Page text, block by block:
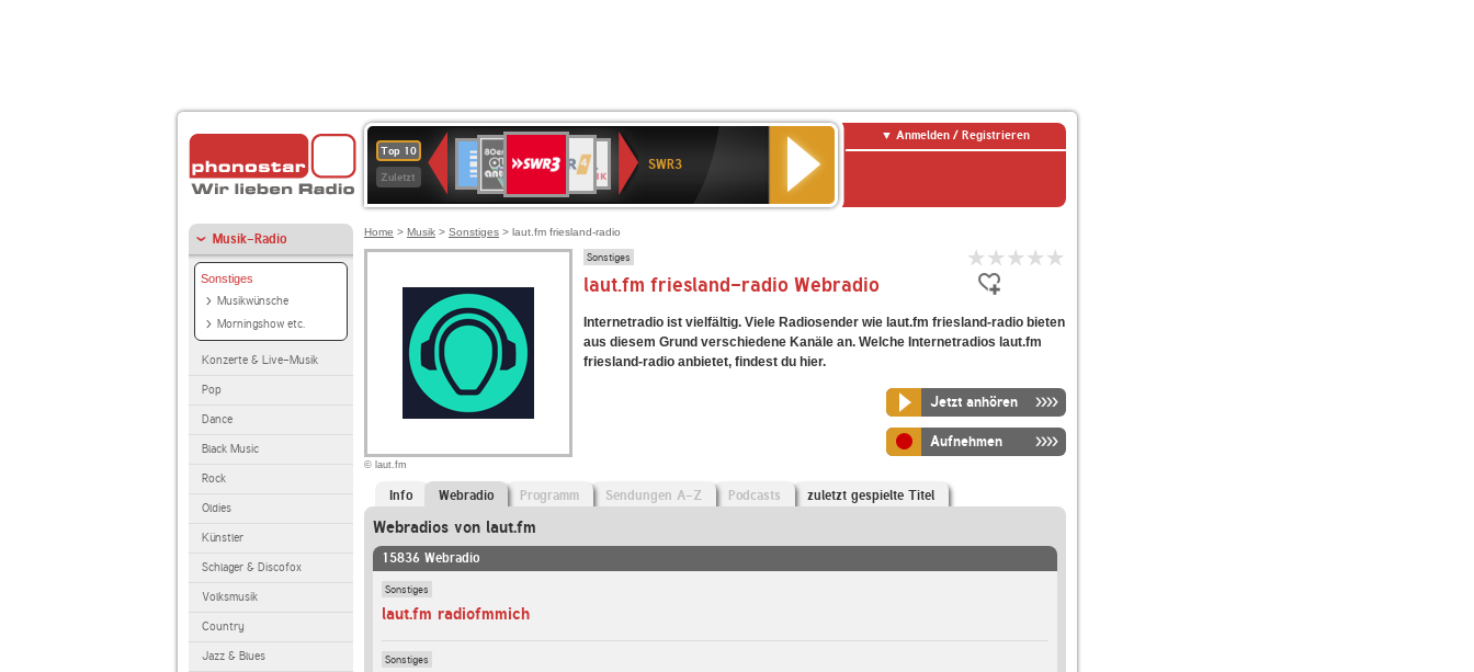
Top 10
Zuletzt
Deutschlandfunk
80er
90er
OLDIE
ANTENNE
4
KLASSIK
SWR
Kultur
NDR
2
SWR3
Anmelden / Registrieren
Musik-Radio
Sonstiges
Musikwünsche
Morningshow etc.
Konzerte & Live-Musik
Pop
Dance
Black Music
Rock
Oldies
Künstler
Schlager & Discofox
Volksmusik
Country
Jazz & Blues
Home > Musik > Sonstiges > laut.fm friesland-radio
© laut.fm
Sonstiges
laut.fm friesland-radio Webradio
Internetradio ist vielfältig. Viele Radiosender wie laut.fm friesland-radio bieten
aus diesem Grund verschiedene Kanäle an. Welche Internetradios laut.fm
friesland-radio anbietet, findest du hier.
Jetzt anhören
Aufnehmen
Info Webradio Programm Sendungen A-Z Podcasts zuletzt gespielte Titel
Webradios von laut.fm
15836 Webradio
Sonstiges
laut.fm radiofmmich
Sonstiges